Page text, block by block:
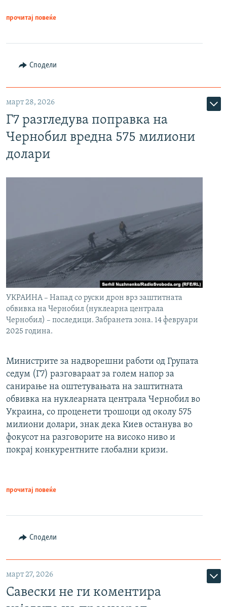
прочитај повеќе
Сподели
март 28, 2026
Г7 разгледува поправка на
Чернобил вредна 575 милиони
долари
УКРАИНА – Напад со руски дрон врз заштитната
обвивка на Чернобил (нуклеарна централа
Чернобил) – последици. Забранета зона. 14 февруари
2025 година.
Министрите за надворешни работи од Групата
седум (Г7) разговараат за голем напор за
санирање на оштетувањата на заштитната
обвивка на нуклеарната централа Чернобил во
Украина, со проценети трошоци од околу 575
милиони долари, знак дека Киев останува во
фокусот на разговорите на високо ниво и
покрај конкурентните глобални кризи.
прочитај повеќе
Сподели
март 27, 2026
Савески не ги коментира